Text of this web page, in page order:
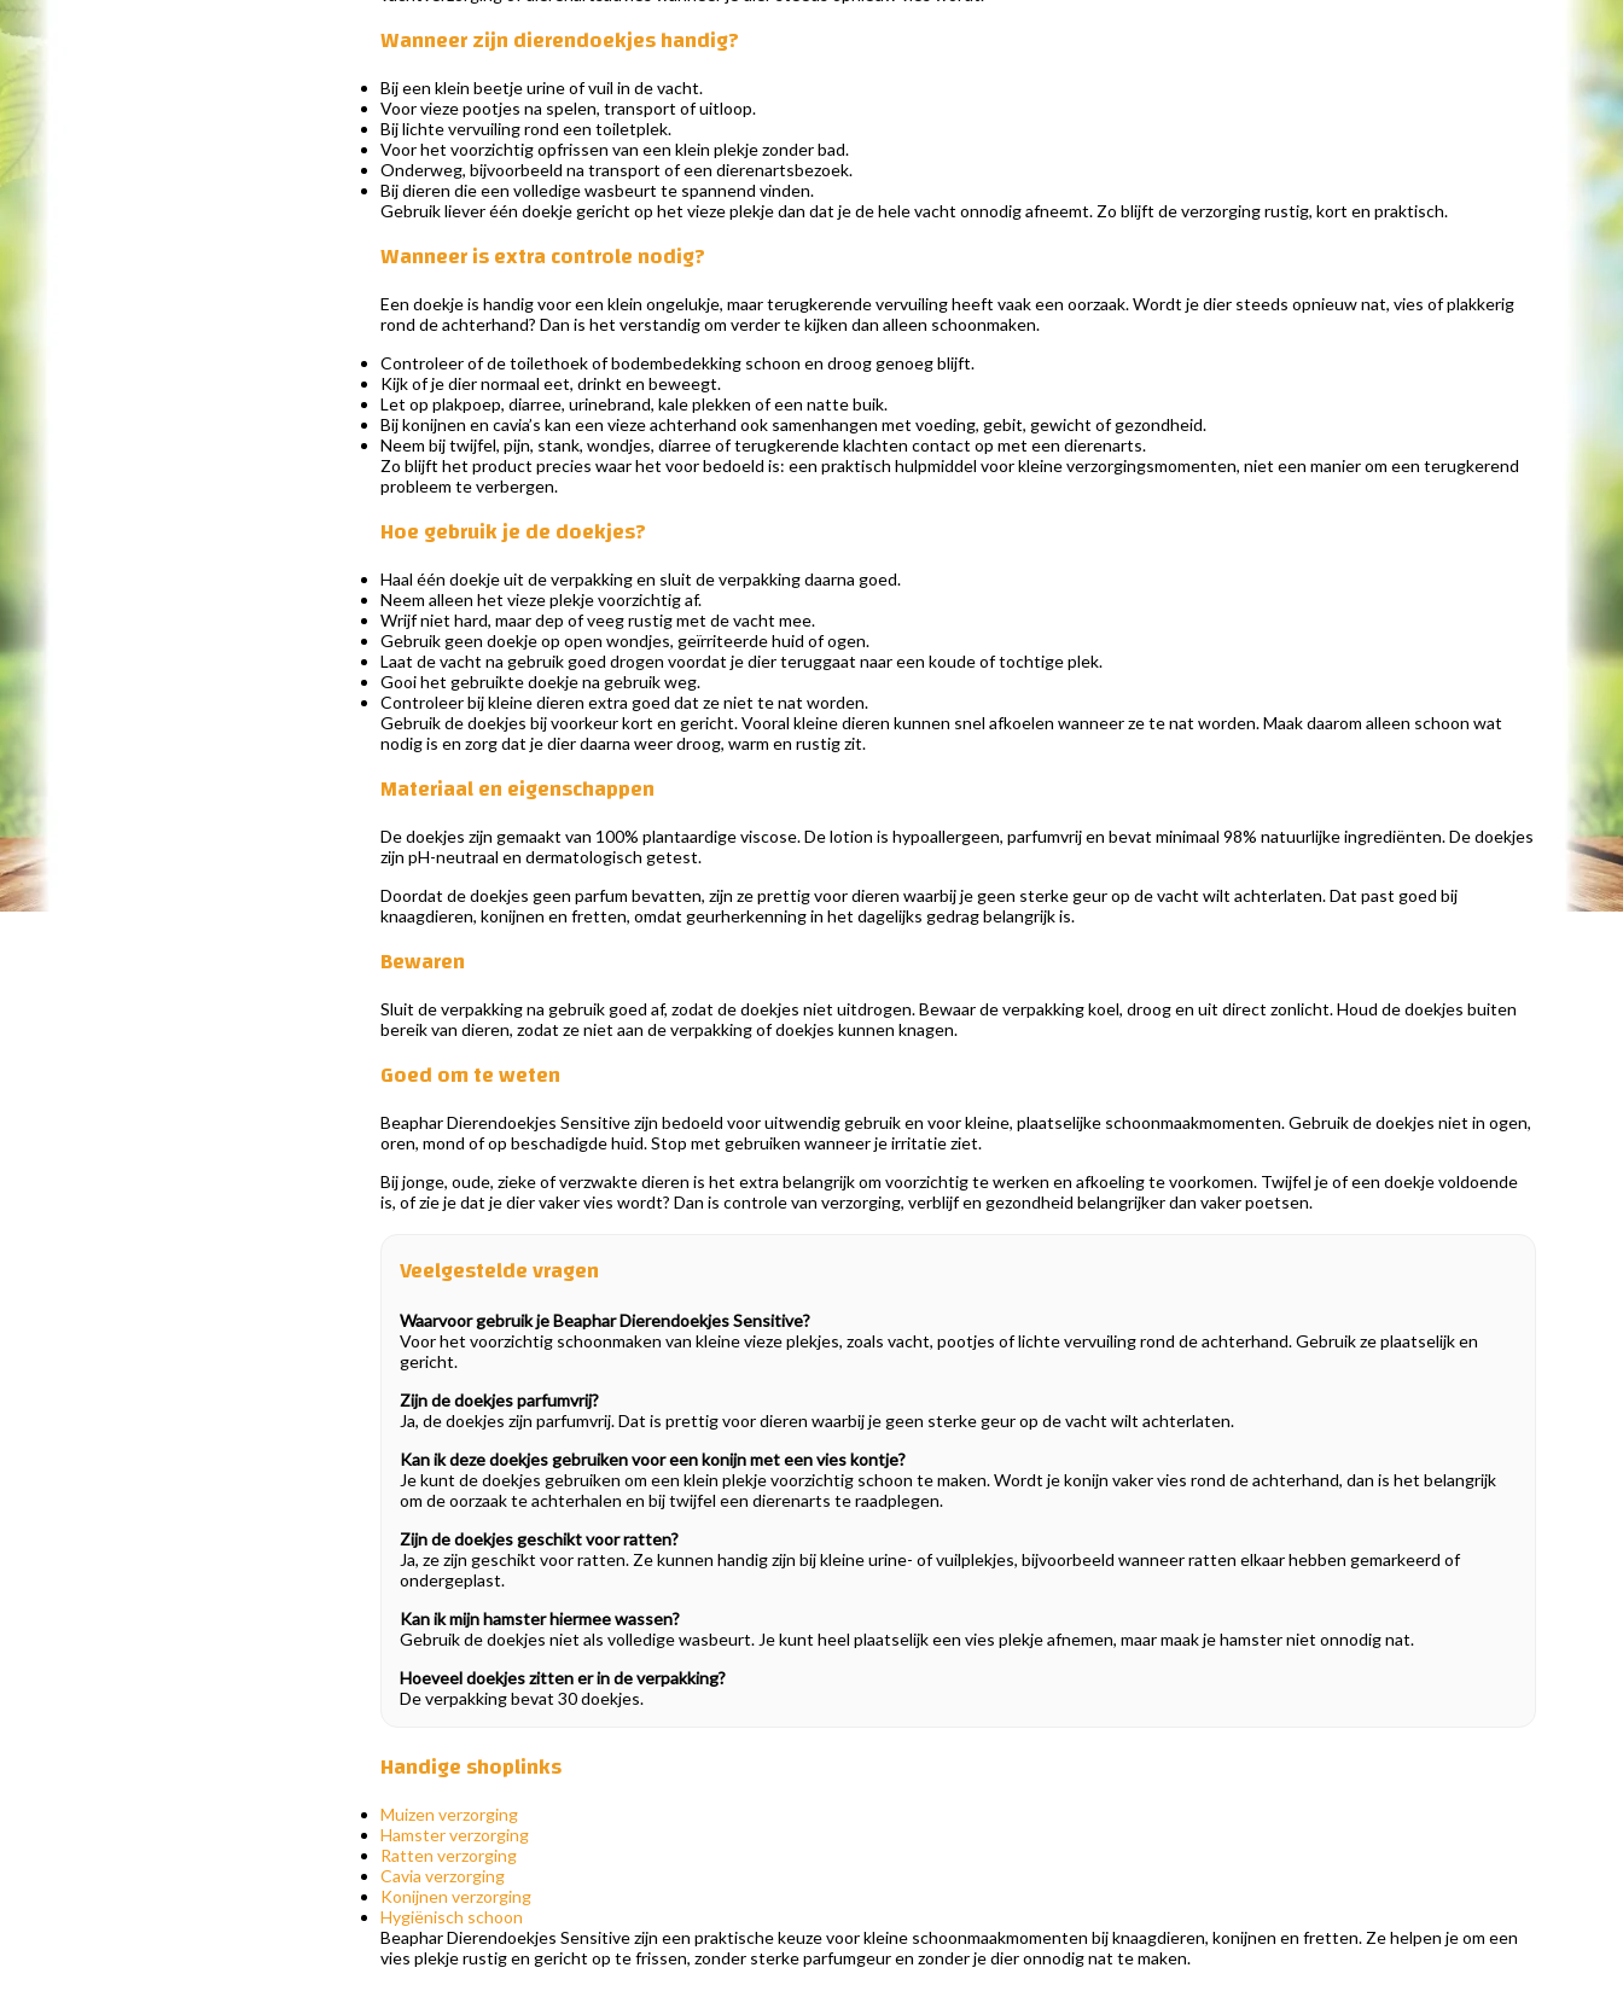
Wanneer zijn dierendoekjes handig?
Bij een klein beetje urine of vuil in de vacht.
Voor vieze pootjes na spelen, transport of uitloop.
Bij lichte vervuiling rond een toiletplek.
Voor het voorzichtig opfrissen van een klein plekje zonder bad.
Onderweg, bijvoorbeeld na transport of een dierenartsbezoek.
Bij dieren die een volledige wasbeurt te spannend vinden.
Gebruik liever één doekje gericht op het vieze plekje dan dat je de hele vacht onnodig afneemt. Zo blijft de verzorging rustig, kort en praktisch.
Wanneer is extra controle nodig?
Een doekje is handig voor een klein ongelukje, maar terugkerende vervuiling heeft vaak een oorzaak. Wordt je dier steeds opnieuw nat, vies of plakkerig
rond de achterhand? Dan is het verstandig om verder te kijken dan alleen schoonmaken.
Controleer of de toilethoek of bodembedekking schoon en droog genoeg blijft.
Kijk of je dier normaal eet, drinkt en beweegt.
Let op plakpoep, diarree, urinebrand, kale plekken of een natte buik.
Bij konijnen en cavia’s kan een vieze achterhand ook samenhangen met voeding, gebit, gewicht of gezondheid.
Neem bij twijfel, pijn, stank, wondjes, diarree of terugkerende klachten contact op met een dierenarts.
Zo blijft het product precies waar het voor bedoeld is: een praktisch hulpmiddel voor kleine verzorgingsmomenten, niet een manier om een terugkerend
probleem te verbergen.
Hoe gebruik je de doekjes?
Haal één doekje uit de verpakking en sluit de verpakking daarna goed.
Neem alleen het vieze plekje voorzichtig af.
Wrijf niet hard, maar dep of veeg rustig met de vacht mee.
Gebruik geen doekje op open wondjes, geïrriteerde huid of ogen.
Laat de vacht na gebruik goed drogen voordat je dier teruggaat naar een koude of tochtige plek.
Gooi het gebruikte doekje na gebruik weg.
Controleer bij kleine dieren extra goed dat ze niet te nat worden.
Gebruik de doekjes bij voorkeur kort en gericht. Vooral kleine dieren kunnen snel afkoelen wanneer ze te nat worden. Maak daarom alleen schoon wat
nodig is en zorg dat je dier daarna weer droog, warm en rustig zit.
Materiaal en eigenschappen
De doekjes zijn gemaakt van 100% plantaardige viscose. De lotion is hypoallergeen, parfumvrij en bevat minimaal 98% natuurlijke ingrediënten. De doekjes
zijn pH-neutraal en dermatologisch getest.
Doordat de doekjes geen parfum bevatten, zijn ze prettig voor dieren waarbij je geen sterke geur op de vacht wilt achterlaten. Dat past goed bij
knaagdieren, konijnen en fretten, omdat geurherkenning in het dagelijks gedrag belangrijk is.
Bewaren
Sluit de verpakking na gebruik goed af, zodat de doekjes niet uitdrogen. Bewaar de verpakking koel, droog en uit direct zonlicht. Houd de doekjes buiten
bereik van dieren, zodat ze niet aan de verpakking of doekjes kunnen knagen.
Goed om te weten
Beaphar Dierendoekjes Sensitive zijn bedoeld voor uitwendig gebruik en voor kleine, plaatselijke schoonmaakmomenten. Gebruik de doekjes niet in ogen,
oren, mond of op beschadigde huid. Stop met gebruiken wanneer je irritatie ziet.
Bij jonge, oude, zieke of verzwakte dieren is het extra belangrijk om voorzichtig te werken en afkoeling te voorkomen. Twijfel je of een doekje voldoende
is, of zie je dat je dier vaker vies wordt? Dan is controle van verzorging, verblijf en gezondheid belangrijker dan vaker poetsen.
Veelgestelde vragen
Waarvoor gebruik je Beaphar Dierendoekjes Sensitive?
Voor het voorzichtig schoonmaken van kleine vieze plekjes, zoals vacht, pootjes of lichte vervuiling rond de achterhand. Gebruik ze plaatselijk en
gericht.
Zijn de doekjes parfumvrij?
Ja, de doekjes zijn parfumvrij. Dat is prettig voor dieren waarbij je geen sterke geur op de vacht wilt achterlaten.
Kan ik deze doekjes gebruiken voor een konijn met een vies kontje?
Je kunt de doekjes gebruiken om een klein plekje voorzichtig schoon te maken. Wordt je konijn vaker vies rond de achterhand, dan is het belangrijk
om de oorzaak te achterhalen en bij twijfel een dierenarts te raadplegen.
Zijn de doekjes geschikt voor ratten?
Ja, ze zijn geschikt voor ratten. Ze kunnen handig zijn bij kleine urine- of vuilplekjes, bijvoorbeeld wanneer ratten elkaar hebben gemarkeerd of
ondergeplast.
Kan ik mijn hamster hiermee wassen?
Gebruik de doekjes niet als volledige wasbeurt. Je kunt heel plaatselijk een vies plekje afnemen, maar maak je hamster niet onnodig nat.
Hoeveel doekjes zitten er in de verpakking?
De verpakking bevat 30 doekjes.
Handige shoplinks
Muizen verzorging
Hamster verzorging
Ratten verzorging
Cavia verzorging
Konijnen verzorging
Hygiënisch schoon
Beaphar Dierendoekjes Sensitive zijn een praktische keuze voor kleine schoonmaakmomenten bij knaagdieren, konijnen en fretten. Ze helpen je om een
vies plekje rustig en gericht op te frissen, zonder sterke parfumgeur en zonder je dier onnodig nat te maken.